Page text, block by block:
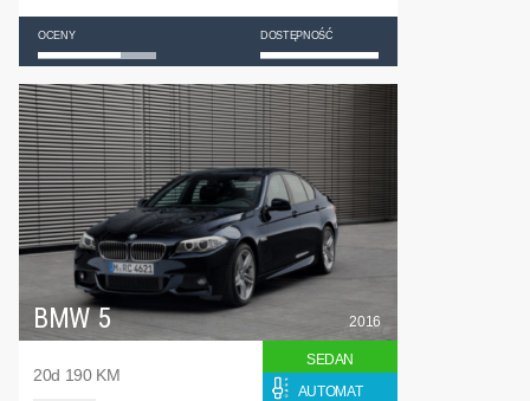
OCENY DOSTĘPNOŚĆ
BMW 5
20d 190 KM
2016
SEDAN
AUTOMAT